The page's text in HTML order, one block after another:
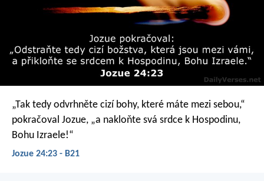
„Tak tedy odvrhněte cizí bohy, které máte mezi sebou,“
pokračoval Jozue, „a nakloňte svá srdce k Hospodinu,
Bohu Izraele!“
Jozue 24:23 - B21